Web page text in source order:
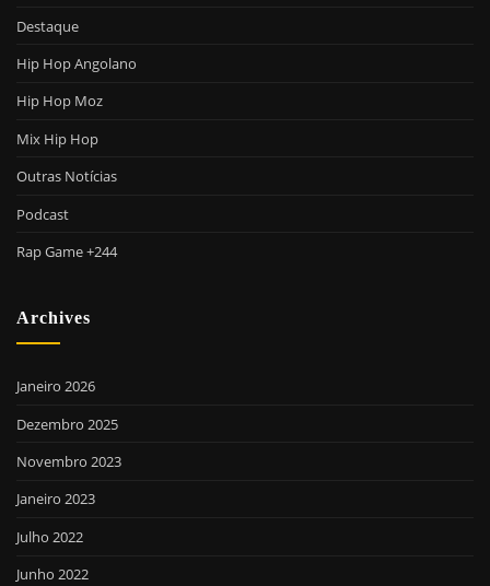
Destaque
Hip Hop Angolano
Hip Hop Moz
Mix Hip Hop
Outras Notícias
Podcast
Rap Game +244
Archives
Janeiro 2026
Dezembro 2025
Novembro 2023
Janeiro 2023
Julho 2022
Junho 2022